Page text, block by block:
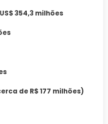
US$ 354,3 milhões
de R$ 177 milhões)